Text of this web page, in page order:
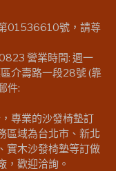
01536610號，請尊
營業時間: 週一
介壽路一段28號 (靠
件:
專業的沙發椅墊訂
區域為台北市、新北
實木沙發椅墊等訂做
，歡迎洽詢。